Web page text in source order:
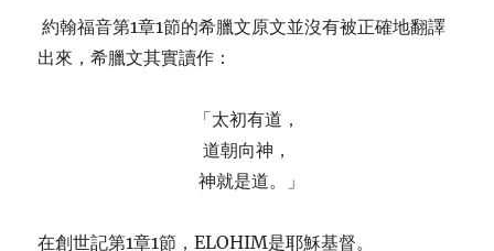
約翰福音第1章1節的希臘文原文並沒有被正確地翻譯
出來，希臘文其實讀作：
「太初有道，
道朝向神，
神就是道。」
在創世記第1章1節，ELOHIM是耶穌基督。